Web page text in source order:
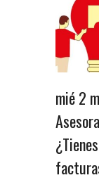
mié 2